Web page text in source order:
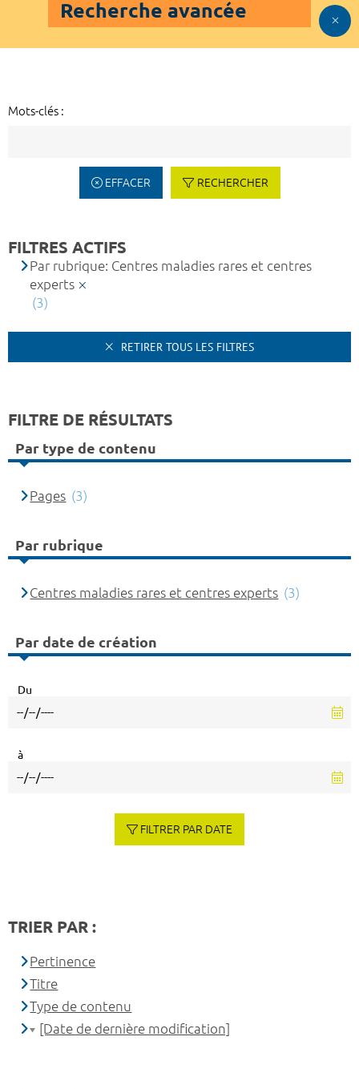
Recherche avancée
Mots-clés :
EFFACER RECHERCHER
FILTRES ACTIFS
Par rubrique: Centres maladies rares et centres
experts
(3)
RETIRER TOUS LES FILTRES
FILTRE DE RÉSULTATS
Par type de contenu
Pages (3)
Par rubrique
Centres maladies rares et centres experts (3)
Par date de création
Du
à
FILTRER PAR DATE
TRIER PAR :
Pertinence
Titre
Type de contenu
[Date de dernière modification]